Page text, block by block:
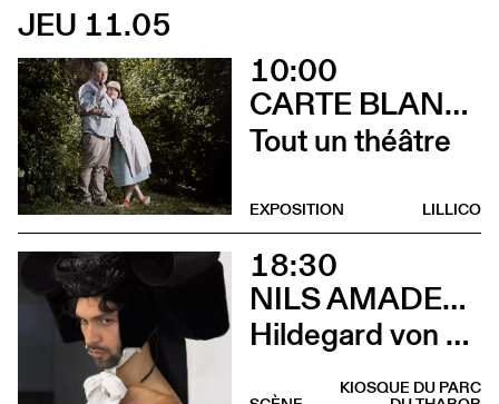
JEU 11.05
10:00
CARTE BLANCHE À ALBERTINE & GERMANO ZULLO
Tout un théâtre
LILLICO
EXPOSITION
18:30
NILS AMADEUS LANGE
Hildegard von Bingen
KIOSQUE DU PARC